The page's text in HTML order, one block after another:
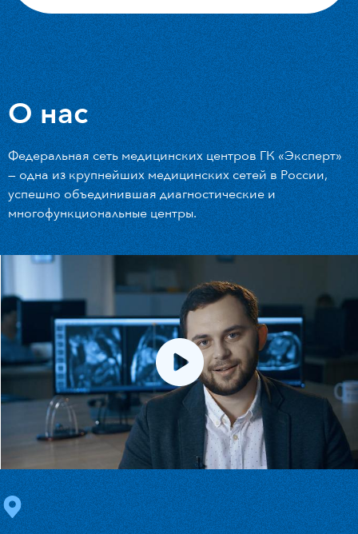
О нас
Федеральная сеть медицинских центров ГК «Эксперт»
— одна из крупнейших медицинских сетей в России,
успешно объединившая диагностические и
многофункциональные центры.